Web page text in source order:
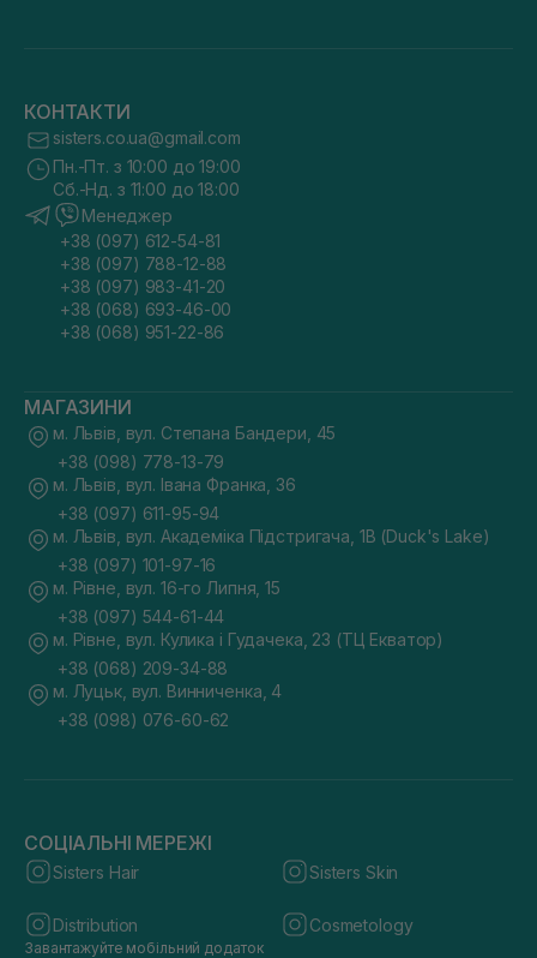
КОНТАКТИ
sisters.co.ua@gmail.com
Пн.-Пт. з 10:00 до 19:00
Сб.-Нд. з 11:00 до 18:00
Менеджер
+38 (097) 612-54-81
+38 (097) 788-12-88
+38 (097) 983-41-20
+38 (068) 693-46-00
+38 (068) 951-22-86
МАГАЗИНИ
м. Львів, вул. Степана Бандери, 45
+38 (098) 778-13-79
м. Львів, вул. Івана Франка, 36
+38 (097) 611-95-94
м. Львів, вул. Академіка Підстригача, 1В (Duck's Lake)
+38 (097) 101-97-16
м. Рівне, вул. 16-го Липня, 15
+38 (097) 544-61-44
м. Рівне, вул. Кулика і Гудачека, 23 (ТЦ Екватор)
+38 (068) 209-34-88
м. Луцьк, вул. Винниченка, 4
+38 (098) 076-60-62
СОЦІАЛЬНІ МЕРЕЖІ
Sisters Hair Sisters Skin
Distribution Cosmetology
Завантажуйте мобільний додаток